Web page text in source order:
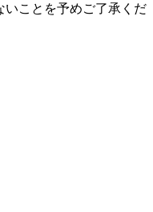
いことを予めご了承くだ